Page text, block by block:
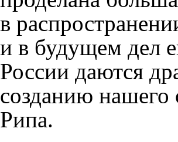
в
и в будущем дел
России даются
созданию нашего
Рипа.